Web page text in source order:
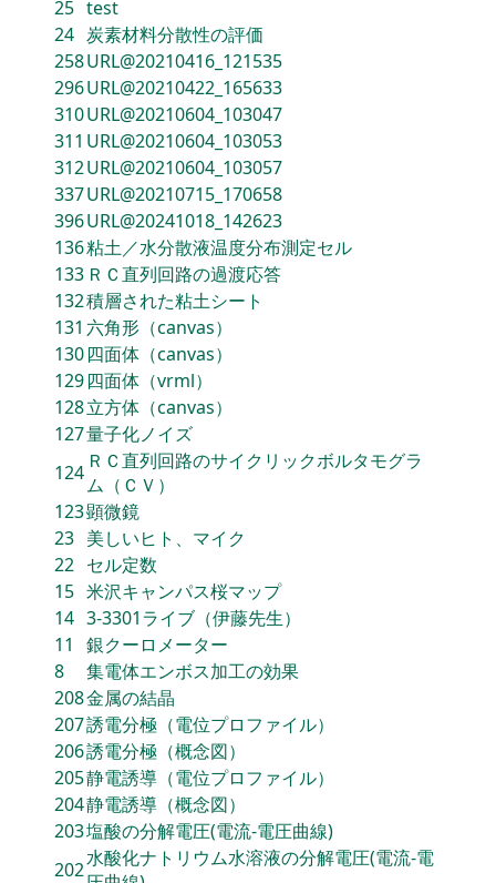
25 test
24 炭素材料分散性の評価
258URL@20210416_121535
296URL@20210422_165633
310URL@20210604_103047
311 URL@20210604_103053
312URL@20210604_103057
337URL@20210715_170658
396URL@20241018_142623
136粘土／水分散液温度分布測定セル
133 ＲＣ直列回路の過渡応答
132積層された粘土シート
131 六角形（canvas）
130四面体（canvas）
129四面体（vrml）
128立方体（canvas）
127量子化ノイズ
124 ＲＣ直列回路のサイクリックボルタモグラ
ム（ＣＶ）
123顕微鏡
23 美しいヒト、マイク
22 セル定数
15 米沢キャンパス桜マップ
14 3-3301ライブ（伊藤先生）
11
銀クーロメーター
8
集電体エンボス加工の効果
208金属の結晶
207誘電分極（電位プロファイル）
206誘電分極（概念図）
205静電誘導（電位プロファイル）
204静電誘導（概念図）
203塩酸の分解電圧(電流‐電圧曲線)
202水酸化ナトリウム水溶液の分解電圧(電流‐電